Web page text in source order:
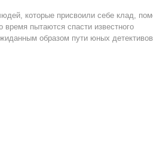
которые присвоили себе клад,
пытаются спасти известного
образом пути юных детективов